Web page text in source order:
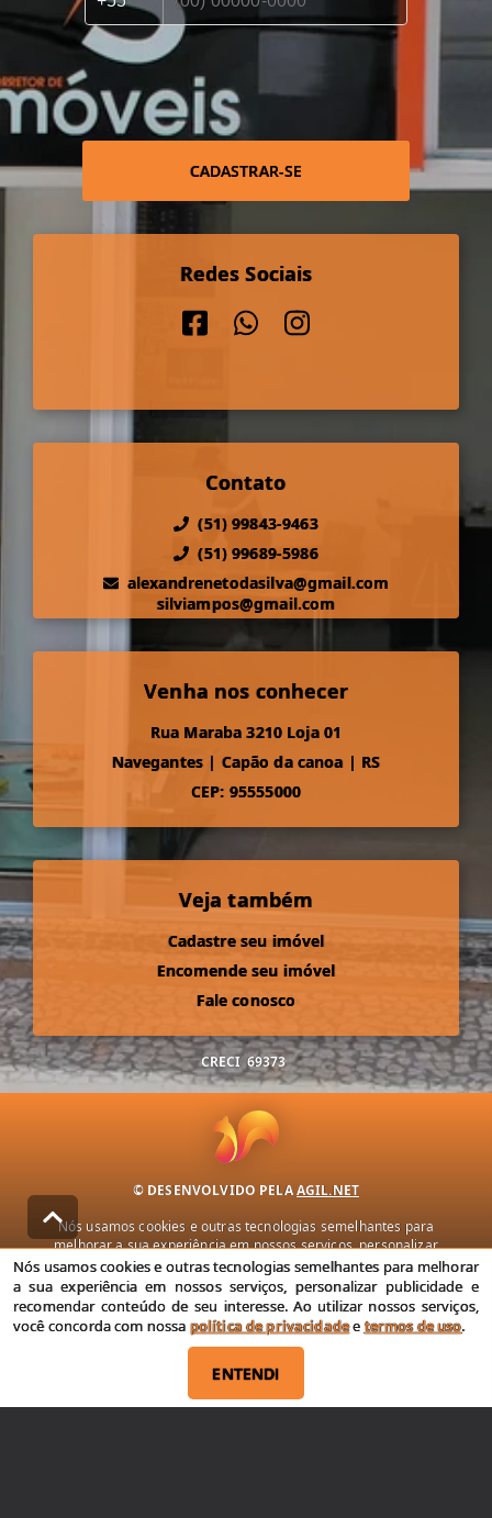
CADASTRAR-SE
Redes Sociais
Contato
(51) 99843-9463
(51) 99689-5986
alexandrenetodasilva@gmail.com
silviampos@gmail.com
Venha nos conhecer
Rua Maraba 3210 Loja 01
Navegantes | Capão da canoa | RS
CEP: 95555000
Veja também
Cadastre seu imóvel
Encomende seu imóvel
Fale conosco
CRECI 69373
© DESENVOLVIDO PELAAGIL.NET
Nós usamos cookies e outras tecnologias semelhantes para
melhorar a sua experiência em nossos serviços, personalizar
publicidade e recomendar conteúdo de seu interesse. Ao utilizar
nossos serviços, você concorda com nossa política de privacidade e
termos de uso.
Política de Privacidade Termos de uso
Nós usamos cookies e outras tecnologias semelhantes para melhorar
a sua experiência em nossos serviços, personalizar publicidade e
recomendar conteúdo de seu interesse. Ao utilizar nossos serviços,
você concorda com nossa política de privacidadeetermos de uso.
ENTENDI